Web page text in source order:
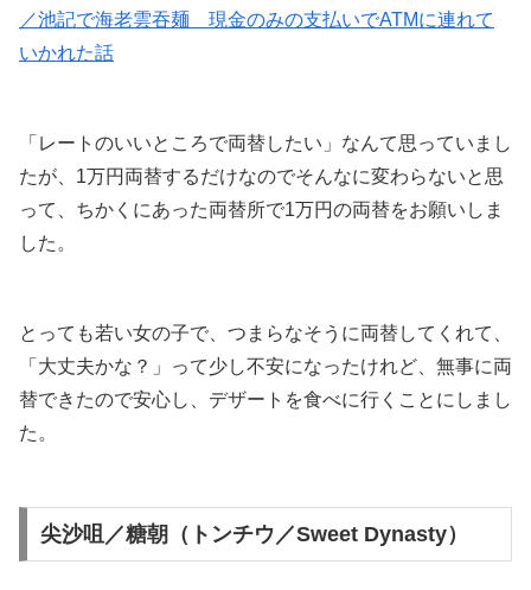
／池記で海老雲吞麺 現金のみの支払いでATMに連れて
いかれた話
「レートのいいところで両替したい」なんて思っていまし
たが、1万円両替するだけなのでそんなに変わらないと思
って、ちかくにあった両替所で1万円の両替をお願いしま
した。
とっても若い女の子で、つまらなそうに両替してくれて、
「大丈夫かな？」って少し不安になったけれど、無事に両
替できたので安心し、デザートを食べに行くことにしまし
た。
尖沙咀／糖朝（トンチウ／Sweet Dynasty）